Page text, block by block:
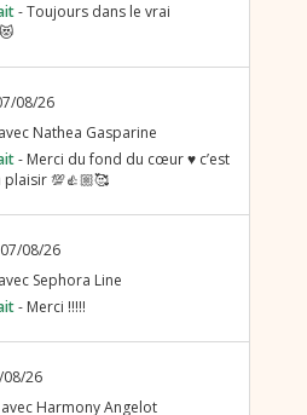
Toujours dans le vrai
Merci du fond du cœur ♥️ c’est
💯👍🏼🥰
Merci !!!!!